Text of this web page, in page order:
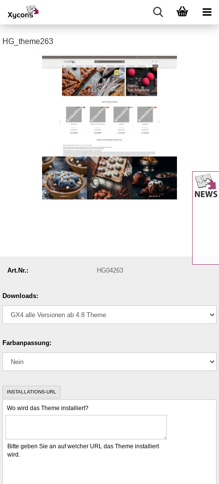
HG_theme263
Art.Nr.: HG04263
Downloads:
Farbanpassung:
INSTALLATIONS-URL
Wo wird das Theme installiert?
Bitte geben Sie an auf welcher URL das Theme installiert
wird.